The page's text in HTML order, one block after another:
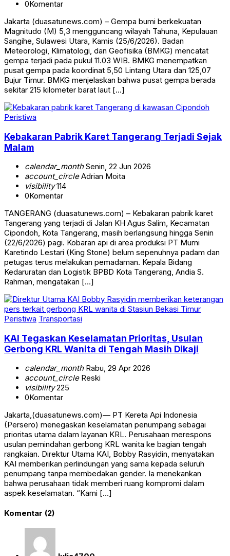
0Komentar
Jakarta (duasatunews.com) – Gempa bumi berkekuatan
Magnitudo (M) 5,3 mengguncang wilayah Tahuna, Kepulauan
Sangihe, Sulawesi Utara, Kamis (25/6/2026). Badan
Meteorologi, Klimatologi, dan Geofisika (BMKG) mencatat
gempa terjadi pada pukul 11.03 WIB. BMKG menempatkan
pusat gempa pada koordinat 5,50 Lintang Utara dan 125,07
Bujur Timur. BMKG menjelaskan bahwa pusat gempa berada
sekitar 215 kilometer barat laut […]
Peristiwa
Kebakaran Pabrik Karet Tangerang Terjadi Sejak
Malam
calendar_monthSenin, 22 Jun 2026
account_circleAdrian Moita
visibility114
0Komentar
TANGERANG (duasatunews.com) – Kebakaran pabrik karet
Tangerang yang terjadi di Jalan KH Agus Salim, Kecamatan
Cipondoh, Kota Tangerang, masih berlangsung hingga Senin
(22/6/2026) pagi. Kobaran api di area produksi PT Murni
Karetindo Lestari (King Stone) belum sepenuhnya padam dan
petugas terus melakukan pemadaman. Kepala Bidang
Kedaruratan dan Logistik BPBD Kota Tangerang, Andia S.
Rahman, mengatakan […]
Peristiwa Transportasi
KAI Tegaskan Keselamatan Prioritas, Usulan
Gerbong KRL Wanita di Tengah Masih Dikaji
calendar_monthRabu, 29 Apr 2026
account_circleReski
visibility225
0Komentar
Jakarta,(duasatunews.com)— PT Kereta Api Indonesia
(Persero) menegaskan keselamatan penumpang sebagai
prioritas utama dalam layanan KRL. Perusahaan merespons
usulan pemindahan gerbong KRL wanita ke bagian tengah
rangkaian. Direktur Utama KAI, Bobby Rasyidin, menyatakan
KAI memberikan perlindungan yang sama kepada seluruh
penumpang tanpa membedakan gender. Ia menekankan
bahwa perusahaan tidak memberi ruang kompromi dalam
aspek keselamatan. “Kami […]
Komentar (2)